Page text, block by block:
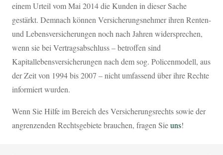
einem Urteil vom Mai 2014 die Kunden in dieser Sache
gestärkt. Demnach können Versicherungsnehmer ihren Renten-
und Lebensversicherungen noch nach Jahren widersprechen,
wenn sie bei Vertragsabschluss – betroffen sind
Kapitallebensversicherungen nach dem sog. Policenmodell, aus
der Zeit von 1994 bis 2007 – nicht umfassend über ihre Rechte
informiert wurden.
Wenn Sie Hilfe im Bereich des Versicherungsrechts sowie der
angrenzenden Rechtsgebiete brauchen, fragen Sieuns!